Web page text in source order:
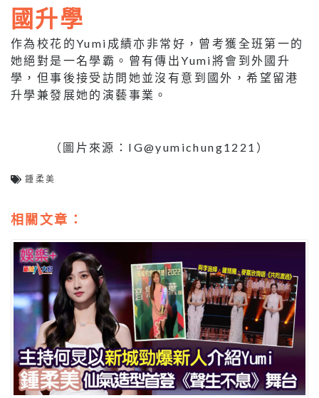
國升學
作為校花的Yumi成績亦非常好，曾考獲全班第一的
她絕對是一名學霸。曾有傳出Yumi將會到外國升
學，但事後接受訪問她並沒有意到國外，希望留港
升學兼發展她的演藝事業。
（圖片來源：IG@yumichung1221）
鍾柔美
相關文章：